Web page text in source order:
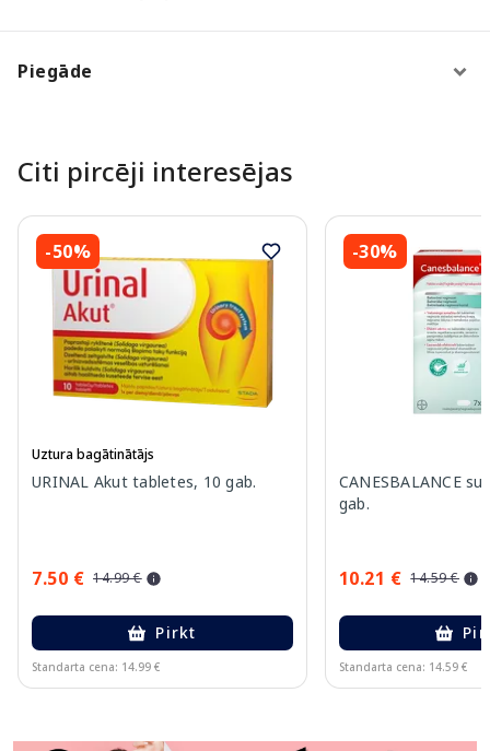
Piegāde
Citi pircēji interesējas
-50%
Uztura bagātinātājs
URINAL Akut tabletes, 10 gab.
7.50 € 14.99 €
Pirkt
Standarta cena: 14.99 €
-30%
CANESBALANCE
gab.
10.21 € 14.59 €
Standarta cena: 14.59 €